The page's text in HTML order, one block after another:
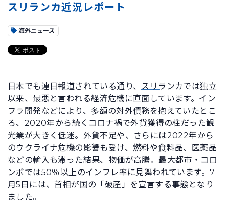
スリランカ近況レポート
海外ニュース
日本でも連日報道されている通り、 スリランカでは独立
以来、最悪と言われる経済危機に直面しています。イン
フラ開発などにより、多額の対外債務を抱えていたとこ
ろ、2020年から続くコロナ禍で外貨獲得の柱だった観
光業が大きく低迷。外貨不足や、さらには2022年から
のウクライナ危機の影響も受け、燃料や食料品、医薬品
などの輸入も滞った結果、物価が高騰。最大都市・コロ
ンボでは50％以上のインフレ率に見舞われています。7
月5日には、首相が国の「破産」を宣言する事態となり
ました。